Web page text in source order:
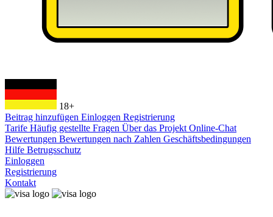
18+
Beitrag hinzufügen Einloggen Registrierung
Tarife Häufig gestellte Fragen Über das Projekt Online-Chat
Bewertungen Bewertungen nach Zahlen Geschäftsbedingungen
Hilfe Betrugsschutz
Einloggen
Registrierung
Kontakt